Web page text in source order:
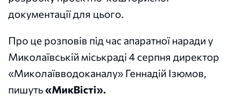
документації для цього.
Про це розповів під час апаратної наради у
Миколаївській міськраді 4 серпня директор
«Миколаївводоканалу» Геннадій Ізюмов,
пишуть«МикВісті».